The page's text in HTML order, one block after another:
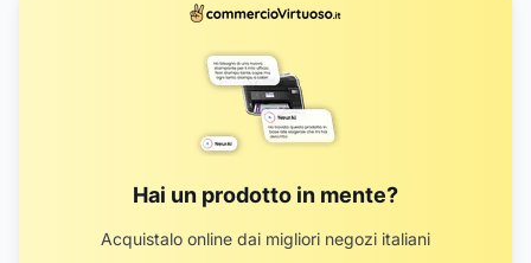
Hai un prodotto in mente?
Acquistalo online dai migliori negozi italiani